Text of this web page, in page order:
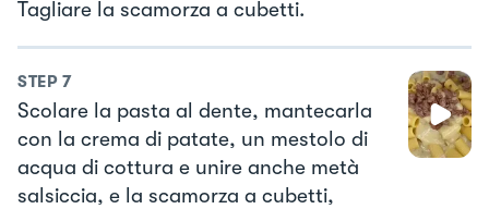
Tagliare la scamorza a cubetti.
STEP 7
Scolare la pasta al dente, mantecarla
con la crema di patate, un mestolo di
acqua di cottura e unire anche metà
salsiccia, e la scamorza a cubetti,